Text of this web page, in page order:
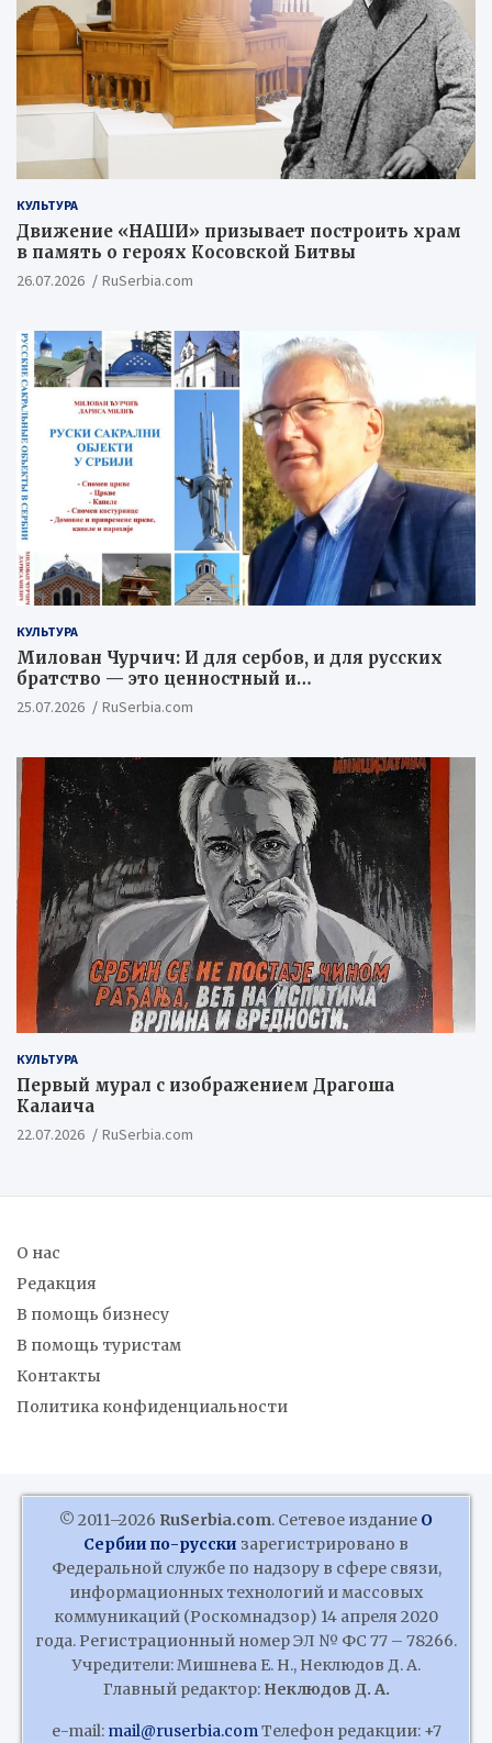
КУЛЬТУРА
Движение «НАШИ» призывает построить храм
в память о героях Косовской Битвы
26.07.2026 RuSerbia.com
КУЛЬТУРА
Милован Чурчич: И для сербов, и для русских
братство — это ценностный и
цивилизационный концепт
25.07.2026 RuSerbia.com
КУЛЬТУРА
Первый мурал с изображением Драгоша
Калаича
22.07.2026 RuSerbia.com
О нас
Редакция
В помощь бизнесу
В помощь туристам
Контакты
Политика конфиденциальности
© 2011–2026 RuSerbia.com. Сетевое издание О
Сербии по-русски зарегистрировано в
Федеральной службе по надзору в сфере связи,
информационных технологий и массовых
коммуникаций (Роскомнадзор) 14 апреля 2020
года. Регистрационный номер ЭЛ № ФС 77 – 78266.
Учредители: Мишнева Е. Н., Неклюдов Д. А.
Главный редактор: Неклюдов Д. А.
e-mail: mail@ruserbia.comТелефон редакции: +7